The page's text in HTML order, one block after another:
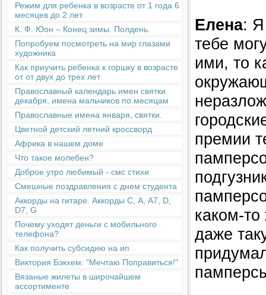
Режим для ребенка в возрасте от 1 года 6
месяцев до 2 лет
К. Ф. Юон – Конец зимы. Полдень.
Попробуем посмотреть на мир глазами
художника
Как приучить ребенка к горшку в возрасте
от от двух до трех лет
Православный календарь имен святки
декабря, имена мальчиков по месяцам
Православные имена января, святки.
Цветной детский летний кроссворд
Африка в нашем доме
Что такое молебен?
Доброе утро любимый - смс стихи
Смешные поздравления с днем студента
Аккорды на гитаре. Аккорды С, А, А7, D,
D7, G
Почему уходят деньги с мобильного
телефона?
Как получить субсидию на ип
Виктория Бэкхем: "Мечтаю Поправиться!"
Вязаные жилеты в широчайшем
ассортименте
Елена: Я
тебе
ими, то
премии
каком-
даже